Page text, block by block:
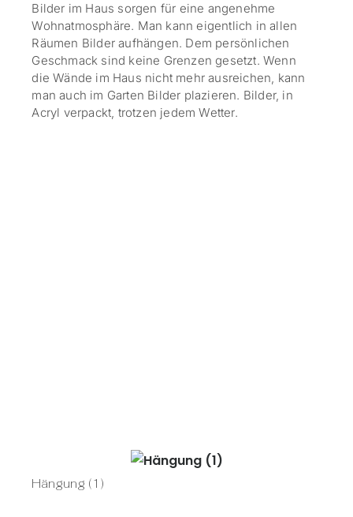
Bilder im Haus sorgen für eine angenehme
Wohnatmosphäre. Man kann eigentlich in allen
Räumen Bilder aufhängen. Dem persönlichen
Geschmack sind keine Grenzen gesetzt. Wenn
die Wände im Haus nicht mehr ausreichen, kann
man auch im Garten Bilder plazieren. Bilder, in
Acryl verpackt, trotzen jedem Wetter.
Hängung (1)